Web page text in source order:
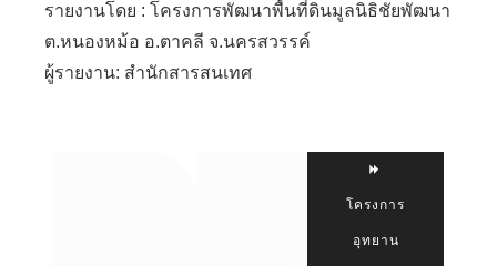
รายงานโดย : โครงการพัฒนาพื้นที่ดินมูลนิธิชัยพัฒนา
ต.หนองหม้อ อ.ตาคลี จ.นครสวรรค์
ผู้รายงาน: สำนักสารสนเทศ
โครงการ
อุทยาน